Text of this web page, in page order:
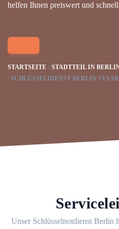
helfen Ihnen preiswert und
STARTSEITE
STADTTEIL IN
SCHLÜSSELDIENST BERLIN
Unser Schlüsselnotdienst